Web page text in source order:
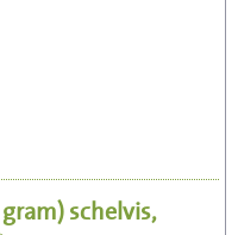
gram)schelvis,